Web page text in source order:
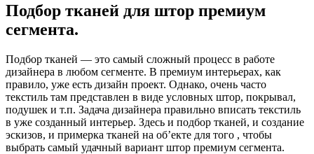
Подбор тканей для штор премиум
сегмента.
Подбор тканей — это самый сложный процесс в работе
дизайнера в любом сегменте. В премиум интерьерах, как
правило, уже есть дизайн проект. Однако, очень часто
текстиль там представлен в виде условных штор, покрывал,
подушек и т.п. Задача дизайнера правильно вписать текстиль
в уже созданный интерьер. Здесь и подбор тканей, и создание
эскизов, и примерка тканей на об’екте для того , чтобы
выбрать самый удачный вариант штор премиум сегмента.